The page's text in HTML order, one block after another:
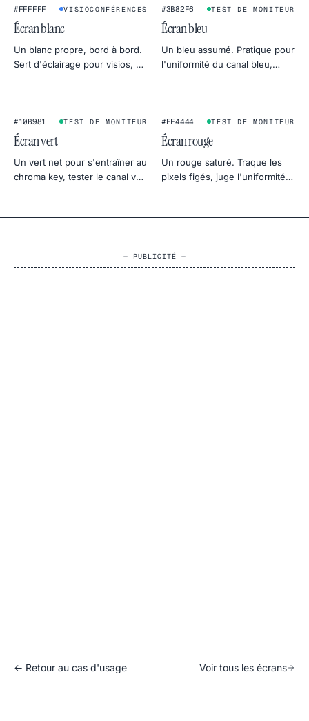
★
#FFFFFF VISIOCONFÉRENCES
Écran blanc
Un blanc propre, bord à bord.
Sert d'éclairage pour visios, de
#3B82F6 TEST DE MONITEUR
Écran bleu
Un bleu assumé. Pratique pour
l'uniformité du canal bleu,
#10B981 TEST DE MONITEUR
Écran vert
Un vert net pour s'entraîner au
chroma key, tester le canal vert
produit.
#EF4444 TEST DE MONITEUR
Écran rouge
Un rouge saturé. Traque les
pixels figés, juge l'uniformité
— PUBLICITÉ —
← Retour au cas d'usage Voir tous les écrans